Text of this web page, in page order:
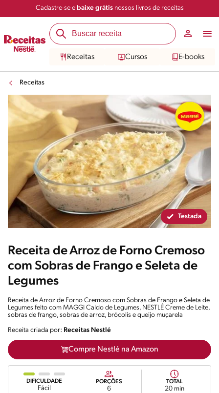
Cadastre-se e baixe grátisnossos livros de receitas
Receitas Cursos E-books
Receitas
Salvar Compartilhar
Testada
Receita de Arroz de Forno Cremoso
com Sobras de Frango e Seleta de
Legumes
Receita de Arroz de Forno Cremoso com Sobras de Frango e Seleta de
Legumes feito com MAGGI Caldo de Legumes, NESTLÉ Creme de Leite,
sobras de frango, sobras de arroz, brócolis e queijo muçarela
Receita criada por: Receitas Nestlé
Compre Nestlé na Amazon
DIFICULDADE
Fácil
PORÇÕES
6
TOTAL
20 min